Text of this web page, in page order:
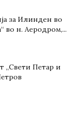
за Илинден во
во н. Аеродром,...
„Свети Петар и